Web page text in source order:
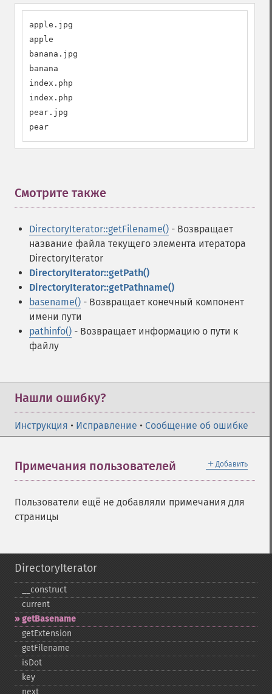
apple.jpg
apple
banana.jpg
banana
index.php
index.php
pear.jpg
pear
Смотрите также
DirectoryIterator::getFilename() - Возвращает
название файла текущего элемента итератора
DirectoryIterator
DirectoryIterator::getPath()
DirectoryIterator::getPathname()
basename() - Возвращает конечный компонент
имени пути
pathinfo() - Возвращает информацию о пути к
файлу
Нашли ошибку?
Инструкция • Исправление • Сообщение об ошибке
＋ Добавить
Примечания пользователей
Пользователи ещё не добавляли примечания для
страницы
DirectoryIterator
_​_​construct
current
getBasename
getExtension
getFilename
isDot
key
next